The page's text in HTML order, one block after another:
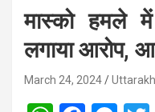
मास्को हमले
लगाया आरोप,
March 24, 2024